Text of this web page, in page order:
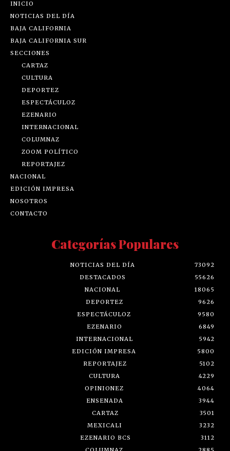
INICIO
NOTICIAS DEL DÍA
BAJA CALIFORNIA
BAJA CALIFORNIA SUR
SECCIONES
CARTAZ
CULTURA
DEPORTEZ
ESPECTÁCULOZ
EZENARIO
INTERNACIONAL
COLUMNAZ
ZOOM POLÍTICO
REPORTAJEZ
NACIONAL
EDICIÓN IMPRESA
NOSOTROS
CONTACTO
Categorías Populares
NOTICIAS DEL DÍA
73092
DESTACADOS
55626
NACIONAL
18065
DEPORTEZ
9626
ESPECTÁCULOZ
9580
EZENARIO
6849
INTERNACIONAL
5942
EDICIÓN IMPRESA
5800
REPORTAJEZ
5102
CULTURA
4229
OPINIONEZ
4064
ENSENADA
3944
CARTAZ
3501
MEXICALI
3232
EZENARIO BCS
3112